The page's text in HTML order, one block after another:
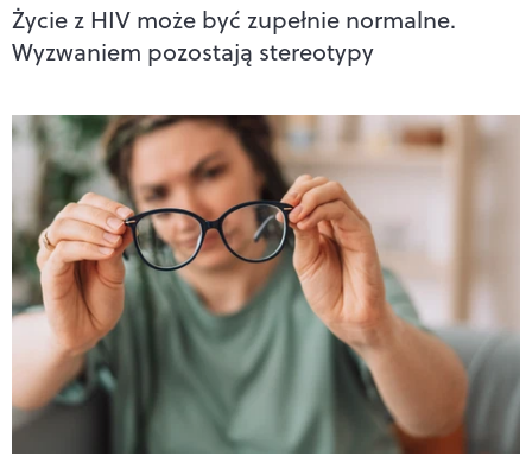
Życie z HIV może być zupełnie normalne.
Wyzwaniem pozostają stereotypy